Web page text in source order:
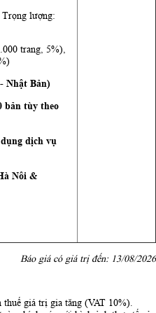
lượng:
trang, 5%),
Nhật Bản)
bản tùy theo
dịch vụ
Nôi &
Báo giá có giá trị đến: 13/08/2026
giá trị gia tăng (VAT 10%).